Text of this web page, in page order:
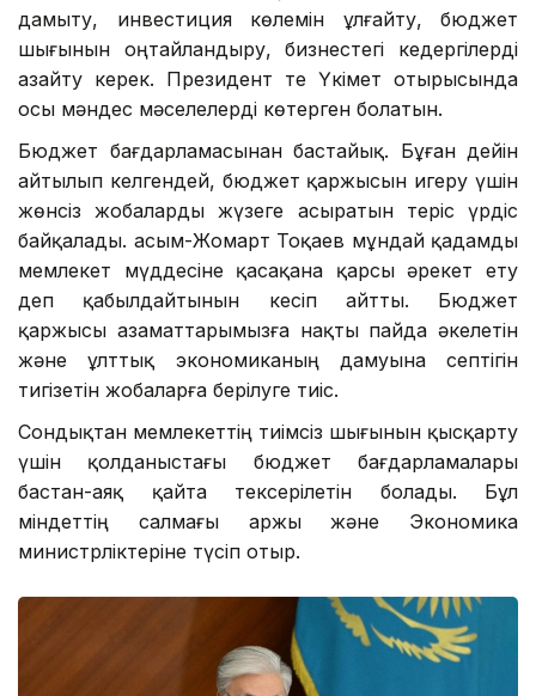
дамыту, инвестиция көлемін ұлғайту, бюджет
шығынын оңтайландыру, бизнестегі кедергілерді
азайту керек. Президент те Үкімет отырысында
осы мәндес мәселелерді көтерген болатын.
Бюджет бағдарламасынан бастайық. Бұған дейін
айтылып келгендей, бюджет қаржысын игеру үшін
жөнсіз жобаларды жүзеге асыратын теріс үрдіс
байқалады. Қасым-Жомарт Тоқаев мұндай қадамды
мемлекет мүддесіне қасақана қарсы әрекет ету
деп қабылдайтынын кесіп айтты. Бюджет
қаржысы азаматтарымызға нақты пайда әкелетін
және ұлттық экономиканың дамуына септігін
тигізетін жобаларға берілуге тиіс.
Сондықтан мемлекеттің тиімсіз шығынын қысқарту
үшін қолданыстағы бюджет бағдарламалары
бастан-аяқ қайта тексерілетін болады. Бұл
міндеттің салмағы Қаржы және Экономика
министрліктеріне түсіп отыр.